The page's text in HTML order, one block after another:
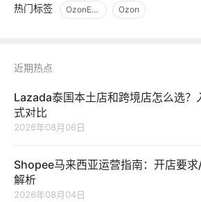
热门标签 OzonERP Ozon
近期热点
Lazada泰国本土店和跨境店怎么选？
式对比
2026年08月06日
Shopee马来西亚运营指南：开店要
解析
2026年08月04日